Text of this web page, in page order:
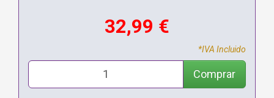
32,99 €
*IVA Incluido
Comprar